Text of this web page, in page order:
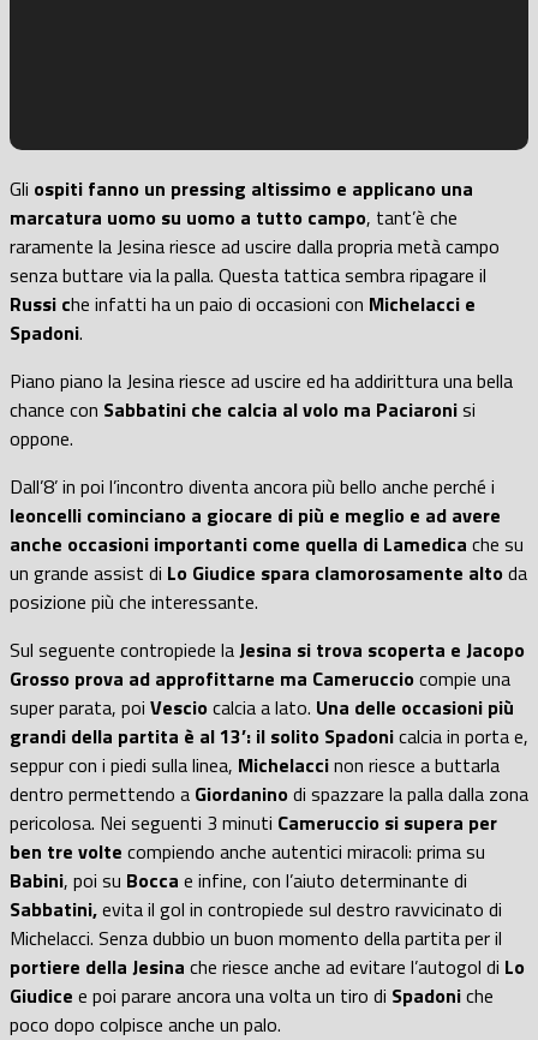
Gli ospiti fanno un pressing altissimo e applicano una
marcatura uomo su uomo a tutto campo, tant’è che
raramente la Jesina riesce ad uscire dalla propria metà campo
senza buttare via la palla. Questa tattica sembra ripagare il
Russi che infatti ha un paio di occasioni con Michelacci e
Spadoni.
Piano piano la Jesina riesce ad uscire ed ha addirittura una bella
chance con Sabbatini che calcia al volo ma Paciaronisi
oppone.
Dall’8’ in poi l’incontro diventa ancora più bello anche perché i
leoncelli cominciano a giocare di più e meglio e ad avere
anche occasioni importanti come quella di Lamedica che su
un grande assist di Lo Giudice spara clamorosamente altoda
posizione più che interessante.
Sul seguente contropiede laJesina si trova scoperta e Jacopo
Grosso prova ad approfittarne ma Camerucciocompie una
super parata, poi Vesciocalcia a lato. Una delle occasioni più
grandi della partita è al 13’: il solito Spadonicalcia in porta e,
seppur con i piedi sulla linea, Michelaccinon riesce a buttarla
dentro permettendo a Giordaninodi spazzare la palla dalla zona
pericolosa. Nei seguenti 3 minuti Cameruccio si supera per
ben tre volte compiendo anche autentici miracoli: prima su
Babini, poi su Bocca e infine, con l’aiuto determinante di
Sabbatini,evita il gol in contropiede sul destro ravvicinato di
Michelacci. Senza dubbio un buon momento della partita per il
portiere della Jesina che riesce anche ad evitare l’autogol di Lo
Giudice e poi parare ancora una volta un tiro di Spadoniche
poco dopo colpisce anche un palo.